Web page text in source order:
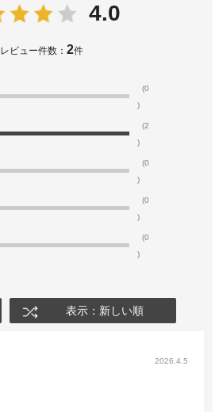
4.0
レビュー件数： 2件
(0
)
(2
)
(0
)
(0
)
(0
)
表示：新しい順
2026.4.5